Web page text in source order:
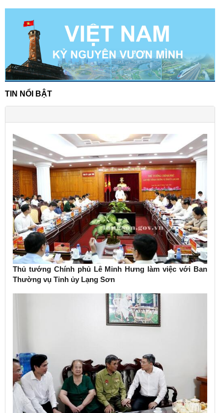
TIN NỔI BẬT
Thủ tướng Chính phủ Lê Minh Hưng làm việc với Ban
Thường vụ Tỉnh ủy Lạng Sơn